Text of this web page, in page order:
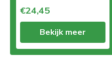
€24,45
Bekijk meer